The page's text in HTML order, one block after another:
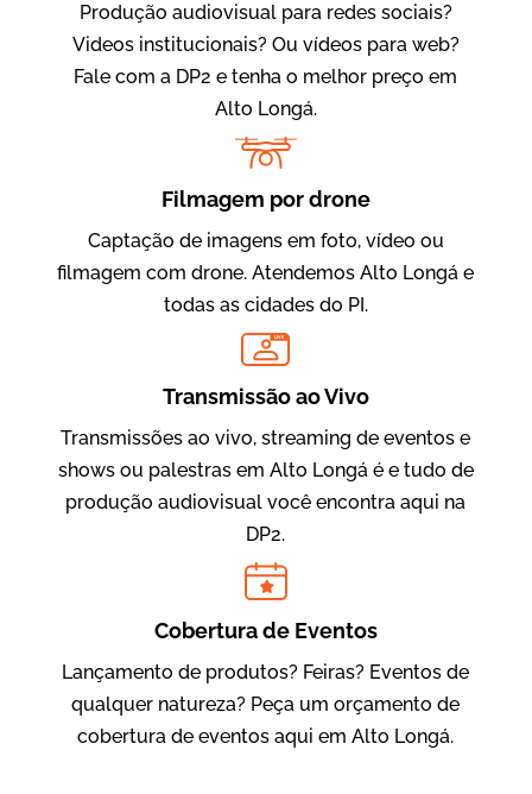
Amigo Edu
Evolucional
Vídeos para Treinamentos
IBCC
Vídeo Institucional
Produção audiovisual para redes sociais?
Videos institucionais? Ou vídeos para web?
Fale com a DP2 e tenha o melhor preço em
Alto Longá.
Filmagem por drone
Captação de imagens em foto, vídeo ou
filmagem com drone. Atendemos Alto Longá e
todas as cidades do PI.
LIVE
Transmissão ao Vivo
Transmissões ao vivo, streaming de eventos e
shows ou palestras em Alto Longá é e tudo de
produção audiovisual você encontra aqui na
DP2.
Cobertura de Eventos
Lançamento de produtos? Feiras? Eventos de
qualquer natureza? Peça um orçamento de
cobertura de eventos aqui em Alto Longá.